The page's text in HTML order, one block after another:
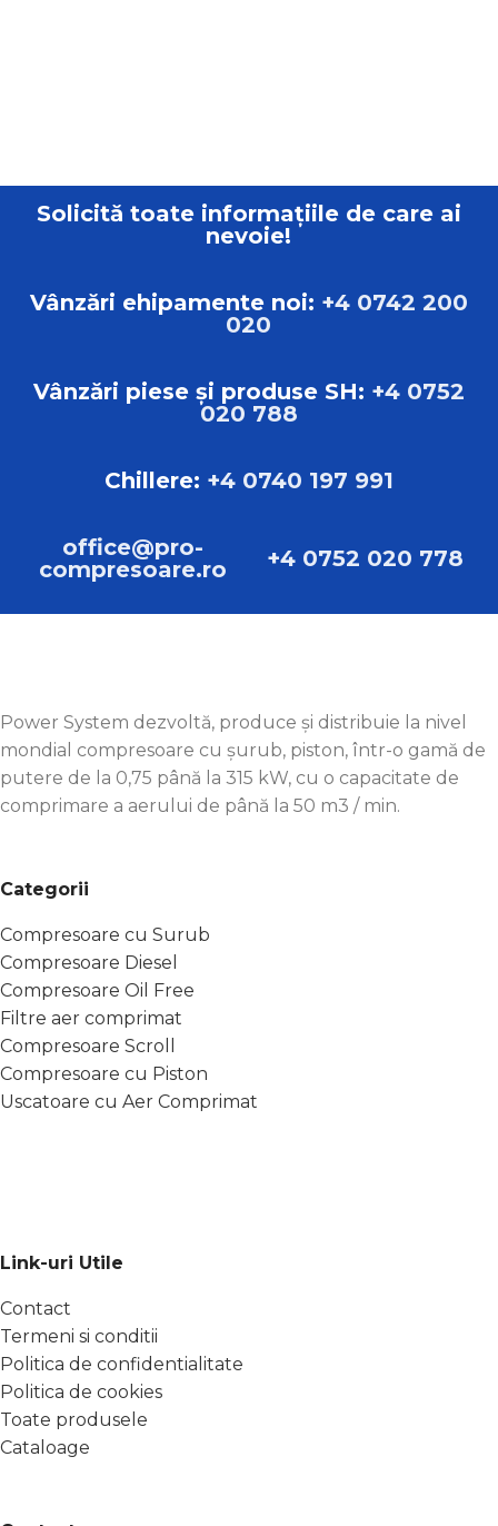
Solicită toate informațiile de care ai
nevoie!
Vânzări ehipamente noi: +4 0742 200
020
Vânzări piese și produse SH: +4 0752
020 788
Chillere: +4 0740 197 991
office@pro-
compresoare.ro
+4 0752 020 778
Power System dezvoltă, produce și distribuie la nivel
mondial compresoare cu șurub, piston, într-o gamă de
putere de la 0,75 până la 315 kW, cu o capacitate de
comprimare a aerului de până la 50 m3 / min.
Categorii
Compresoare cu Surub
Compresoare Diesel
Compresoare Oil Free
Filtre aer comprimat
Compresoare Scroll
Compresoare cu Piston
Uscatoare cu Aer Comprimat
Link-uri Utile
Contact
Termeni si conditii
Politica de confidentialitate
Politica de cookies
Toate produsele
Cataloage